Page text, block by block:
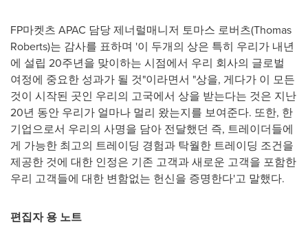
FP마켓츠 APAC 담당 제너럴매니저 토마스 로버츠(Thomas
Roberts)는 감사를 표하며 '이 두개의 상은 특히 우리가 내년
에 설립 20주년을 맞이하는 시점에서 우리 회사의 글로벌
여정에 중요한 성과가 될 것"이라면서 "상을, 게다가 이 모든
것이 시작된 곳인 우리의 고국에서 상을 받는다는 것은 지난
20년 동안 우리가 얼마나 멀리 왔는지를 보여준다. 또한, 한
기업으로서 우리의 사명을 담아 전달했던 즉, 트레이더들에
게 가능한 최고의 트레이딩 경험과 탁월한 트레이딩 조건을
제공한 것에 대한 인정은 기존 고객과 새로운 고객을 포함한
우리 고객들에 대한 변함없는 헌신을 증명한다'고 말했다.
편집자 용 노트